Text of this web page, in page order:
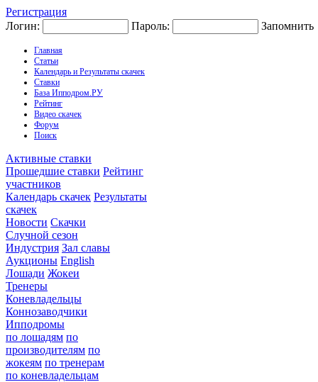
Регистрация
Логин:
Пароль: Запомнить
Главная
Статьи
Календарь и Результаты скачек
Ставки
База Ипподром.РУ
Рейтинг
Видео скачек
Форум
Поиск
Активные ставки
Прошедшие ставки Рейтинг
участников
Календарь скачек Результаты
скачек
Новости Скачки
Случной сезон
Индустрия Зал славы
Аукционы English
Лошади Жокеи
Тренеры
Коневладельцы
Коннозаводчики
Ипподромы
по лошадям по
производителям по
жокеям по тренерам
по коневладельцам